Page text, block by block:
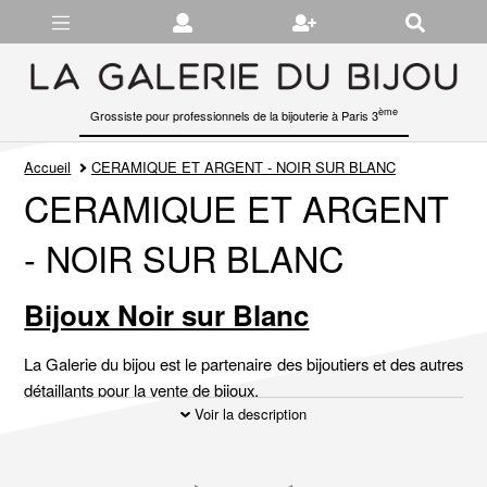
Grossiste pour professionnels de la bijouterie à Paris 3ème
Accueil CERAMIQUE ET ARGENT - NOIR SUR BLANC
CERAMIQUE ET ARGENT
- NOIR SUR BLANC
Bijoux Noir sur Blanc
La Galerie du bijou est le partenaire des bijoutiers et des autres
détaillants pour la vente de bijoux.
Voir la description
Gérer les préférences en matière de cookies